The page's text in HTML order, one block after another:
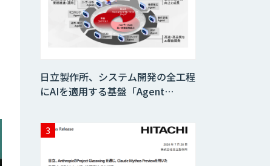
日立製作所、システム開発の全工程
にAIを適用する基盤「Agent…